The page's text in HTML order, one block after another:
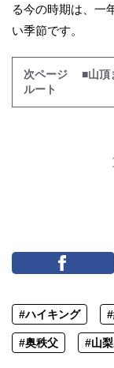
る今の時期は、一
い季節です。
次ページ ■山頂
ルート
#ハイキング
#奥秩父 #山